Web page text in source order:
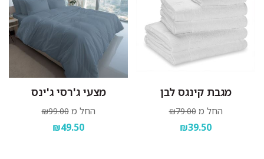
מגבת קינגס לבן
החל מ ₪79.00
₪39.50
מצעי ג'רסי ג'ינס
החל מ ₪99.00
₪49.50